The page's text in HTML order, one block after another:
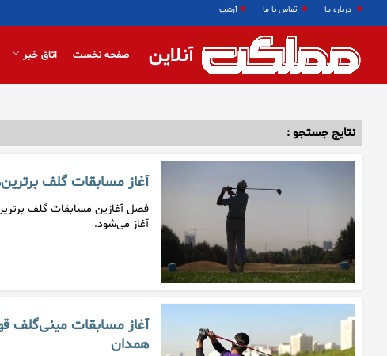
درباره ما تماس با ما آرشیو
آنلاین صفحه نخست اتاق خبر
نتایج جستجو :
آغاز مسابقات گلف برترین‌ها از ۲۸
آغاز می‌شود.
آغاز مسابقات مینی‌گلف
همدان